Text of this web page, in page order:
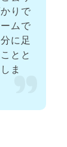
りで
ムで
に足
とと
ま